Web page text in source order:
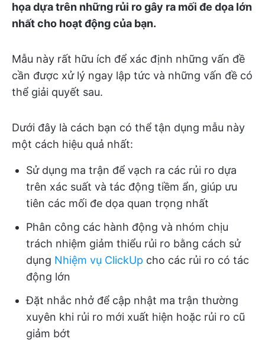
họa dựa trên những rủi ro gây ra mối đe dọa lớn
nhất cho hoạt động của bạn.
Mẫu này rất hữu ích để xác định những vấn đề
cần được xử lý ngay lập tức và những vấn đề có
thể giải quyết sau.
Dưới đây là cách bạn có thể tận dụng mẫu này
một cách hiệu quả nhất:
Sử dụng ma trận để vạch ra các rủi ro dựa
trên xác suất và tác động tiềm ẩn, giúp ưu
tiên các mối đe dọa quan trọng nhất
Phân công các hành động và nhóm chịu
trách nhiệm giảm thiểu rủi ro bằng cách sử
dụng Nhiệm vụ ClickUp cho các rủi ro có tác
động lớn
Đặt nhắc nhở để cập nhật ma trận thường
xuyên khi rủi ro mới xuất hiện hoặc rủi ro cũ
giảm bớt